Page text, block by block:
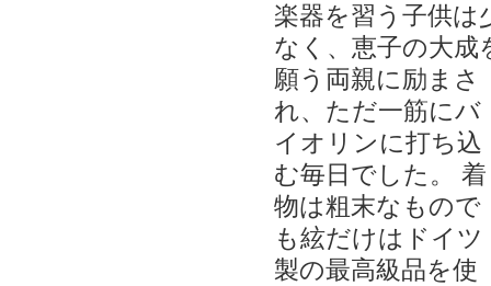
楽器を習う子供は
なく、恵子の大成
願う両親に励まさ
れ、ただ一筋にバ
イオリンに打ち込
む毎日でした。 着
物は粗末なもので
も絃だけはドイツ
製の最高級品を使